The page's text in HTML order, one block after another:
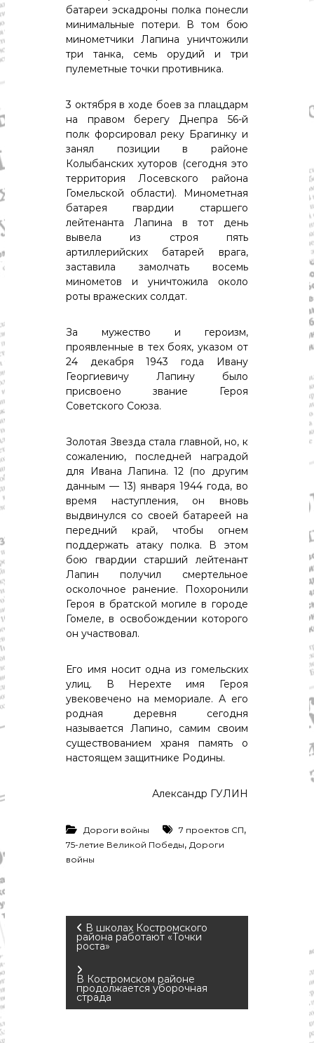
батареи эскадроны полка понесли
минимальные потери. В том бою
минометчики Лапина уничтожили
три танка, семь орудий и три
пулеметные точки противника.
3 октября в ходе боев за плацдарм
на правом берегу Днепра 56-й
полк форсировал реку Брагинку и
занял позиции в районе
Колыбанских хуторов (сегодня это
территория Лосевского района
Гомельской области). Минометная
батарея гвардии старшего
лейтенанта Лапина в тот день
вывела из строя пять
артиллерийских батарей врага,
заставила замолчать восемь
минометов и уничтожила около
роты вражеских солдат.
За мужество и героизм,
проявленные в тех боях, указом от
24 декабря 1943 года Ивану
Георгиевичу Лапину было
присвоено звание Героя
Советского Союза.
Золотая Звезда стала главной, но, к
сожалению, последней наградой
для Ивана Лапина. 12 (по другим
данным — 13) января 1944 года, во
время наступления, он вновь
выдвинулся со своей батареей на
передний край, чтобы огнем
поддержать атаку полка. В этом
бою гвардии старший лейтенант
Лапин получил смертельное
осколочное ранение. Похоронили
Героя в братской могиле в городе
Гомеле, в освобождении которого
он участвовал.
Его имя носит одна из гомельских
улиц. В Нерехте имя Героя
увековечено на мемориале. А его
родная деревня сегодня
называется Лапино, самим своим
существованием храня память о
настоящем защитнике Родины.
Александр ГУЛИН
Дороги войны 7 проектов СП,
75-летие Великой Победы,Дороги
войны
Н
а
в
В школах Костромского
района работают «Точки
роста»
В Костромском районе
продолжается уборочная
страда